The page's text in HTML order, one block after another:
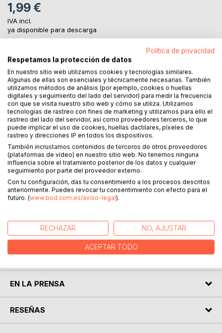
1,99 €
IVA incl.
ya disponible para descarga
AL CARRITO
Añadir a lista de deseo
Haz una reseña
DESCRIPCIÓN
2020, en el cual el autor refleja sus pensamientos y trata de
que las personas se conozcan más así mismas.
SOBRE EL AUTOR
EN LA PRENSA
RESEÑAS
Política de privacidad
Respetamos la protección de datos
En nuestro sitio web utilizamos cookies y tecnologías similares.
Algunas de ellas son esenciales y técnicamente necesarias. También
utilizamos métodos de análisis (por ejemplo, cookies o huellas
digitales y seguimiento del lado del servidor) para medir la frecuencia
con que se visita nuestro sitio web y cómo se utiliza. Utilizamos
tecnologías de rastreo con fines de marketing y utilizamos para ello el
rastreo del lado del servidor, así como proveedores terceros, lo que
puede implicar el uso de cookies, huellas dactilares, píxeles de
rastreo y direcciones IP en todos los dispositivos.
También incrustamos contenidos de terceros de otros proveedores
(plataformas de vídeo) en nuestro sitio web. No tenemos ninguna
influencia sobre el tratamiento posterior de los datos y cualquier
seguimiento por parte del proveedor externo.
Con tu configuración, das tu consentimiento a los procesos descritos
anteriormente. Puedes revocar tu consentimiento con efecto para el
futuro. (www.bod.com.es/aviso-legal).
RECHAZAR NO, AJUSTAR
ACEPTAR TODO